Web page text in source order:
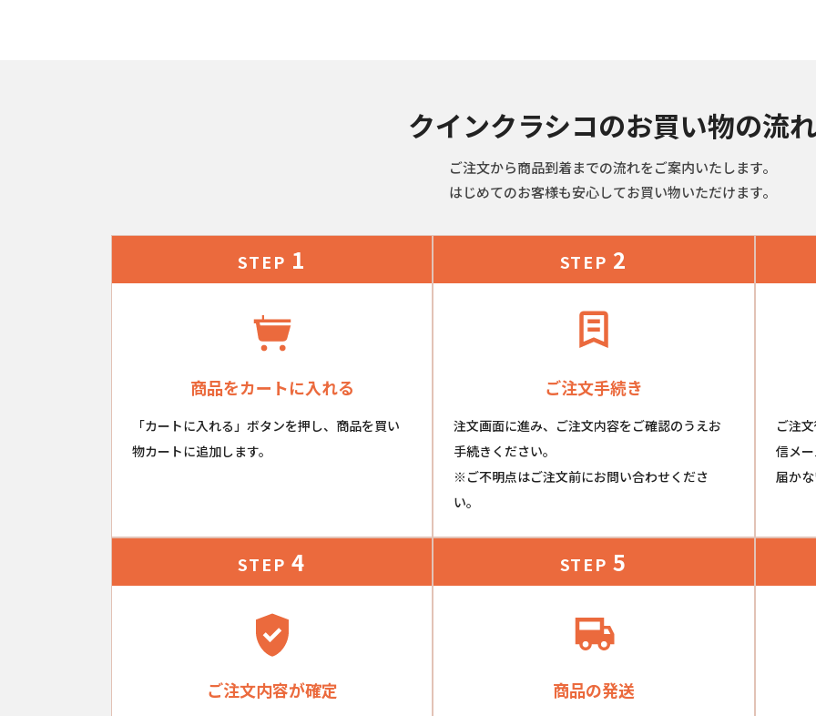
クインクラシコのお買い物の流れ
ご注文から商品到着までの流れをご案内いたします。
はじめてのお客様も安心してお買い物いただけます。
STEP 1
商品をカートに入れる
「カートに入れる」ボタンを押し、商品を買い
物カートに追加します。
STEP 2
ご注文手続き
注文画面に進み、ご注文内容をご確認のうえお
手続きください。
※ご不明点はご注文前にお問い合わせくださ
い。
ご注
信メー
届か
STEP 4
ご注文内容が確定
STEP 5
商品の発送